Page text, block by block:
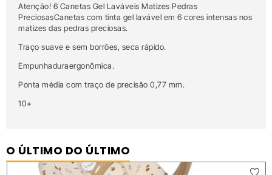
Atenção! 6 Canetas Gel Laváveis Matizes Pedras
PreciosasCanetas com tinta gel lavável em 6 cores intensas nos
matizes das pedras preciosas.
Traço suave e sem borrões, seca rápido.
Empunhaduraergonômica.
Ponta média com traço de precisão 0,77 mm.
10+
O ÚLTIMO DO ÚLTIMO